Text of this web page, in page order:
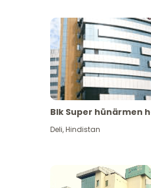
Blk Super hünärmen
Deli,Hindistan